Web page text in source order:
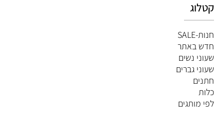
קטלוג
חנות-SALE
חדש באתר
שעוני נשים
שעוני גברים
חתנים
כלות
לפי מותגים